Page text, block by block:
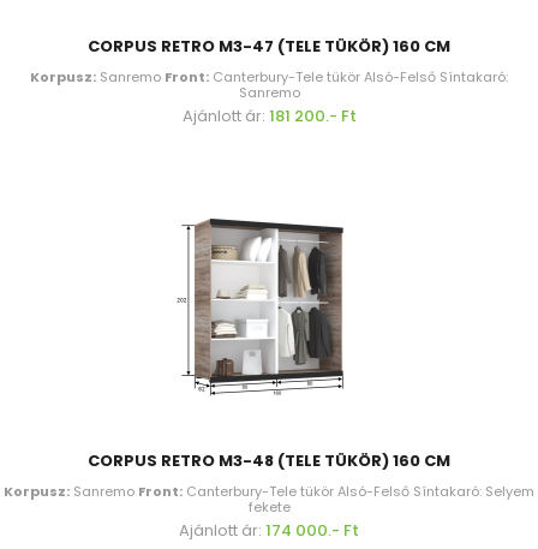
CORPUS RETRO M3-47 (TELE TÜKÖR) 160 CM
Korpusz: Sanremo Front: Canterbury-Tele tükör Alsó-Felső Síntakaró:
Sanremo
Ajánlott ár: 181 200.- Ft
CORPUS RETRO M3-48 (TELE TÜKÖR) 160 CM
Korpusz: Sanremo Front: Canterbury-Tele tükör Alsó-Felső Síntakaró: Selyem
fekete
Ajánlott ár: 174 000.- Ft